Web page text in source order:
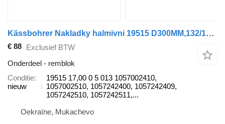
Kässbohrer Nakladky halmivni 19515 D300MM,132/127*200*16.3 (2REM) TEXTAR remblok voor Kässbohrer aanhanger
€ 88 Exclusief BTW
Onderdeel - remblok
Conditie
nieuw
19515 17,00 0 5 013 1057002410,
1057002510, 1057242400, 1057242409,
1057242510, 1057242511,...
Oekraïne, Mukachevo